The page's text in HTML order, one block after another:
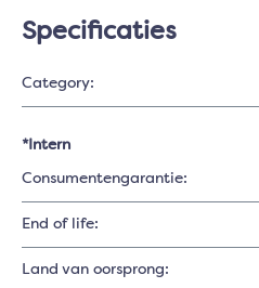
Specificaties
Category:
*Intern
Consumentengarantie:
End of life:
Land van oorsprong: